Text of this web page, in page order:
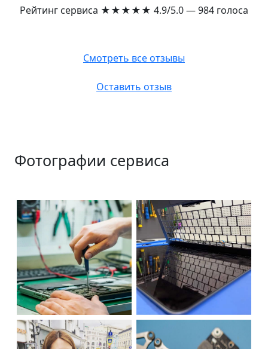
Рейтинг сервиса ★★★★★ 4.9/5.0 — 984 голоса
Смотреть все отзывы
Оставить отзыв
Фотографии сервиса